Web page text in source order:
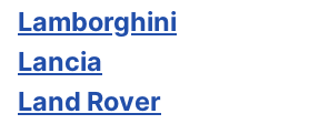
Lamborghini
Lancia
Land Rover